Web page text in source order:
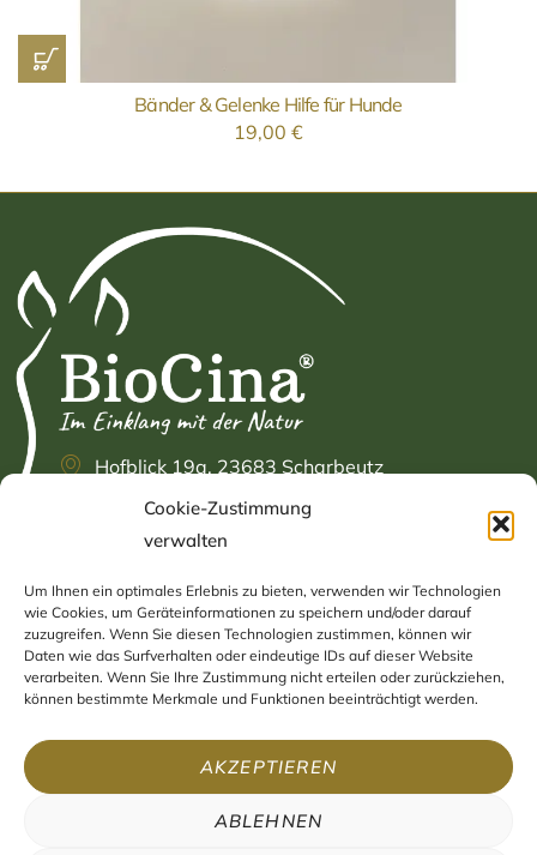
Cookie-Zustimmung
verwalten
Um Ihnen ein optimales Erlebnis zu bieten, verwenden wir Technologien
wie Cookies, um Geräteinformationen zu speichern und/oder darauf
zuzugreifen. Wenn Sie diesen Technologien zustimmen, können wir
Daten wie das Surfverhalten oder eindeutige IDs auf dieser Website
verarbeiten. Wenn Sie Ihre Zustimmung nicht erteilen oder zurückziehen,
können bestimmte Merkmale und Funktionen beeinträchtigt werden.
AKZEPTIEREN
ABLEHNEN
Bänder & Gelenke Hilfe für Hunde
19,00 €
Hofblick 19a, 23683 Scharbeutz
+49 (0) 4503 / 89 83 925
INFORMATIONEN
Impressum
Datenschutzerklärung
AGB
NAVIGATION
Home
Shop
Blog